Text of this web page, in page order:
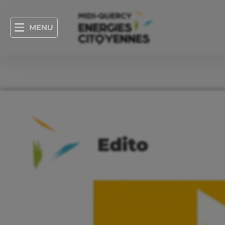
MENU
Edito